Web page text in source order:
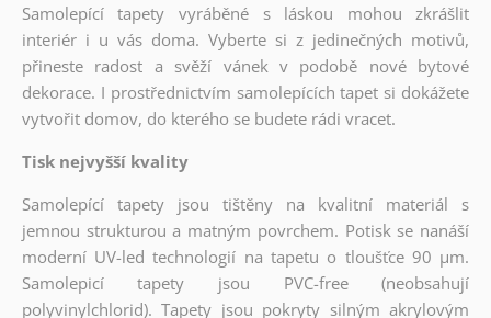
Samolepící tapety vyráběné s láskou mohou zkrášlit
interiér i u vás doma. Vyberte si z jedinečných motivů,
přineste radost a svěží vánek v podobě nové bytové
dekorace. I prostřednictvím samolepících tapet si dokážete
vytvořit domov, do kterého se budete rádi vracet.
Tisk nejvyšší kvality
Samolepící tapety jsou tištěny na kvalitní materiál s
jemnou strukturou a matným povrchem. Potisk se nanáší
moderní UV-led technologií na tapetu o tloušťce 90 µm.
Samolepicí tapety jsou PVC-free (neobsahují
polyvinylchlorid). Tapety jsou pokryty silným akrylovým